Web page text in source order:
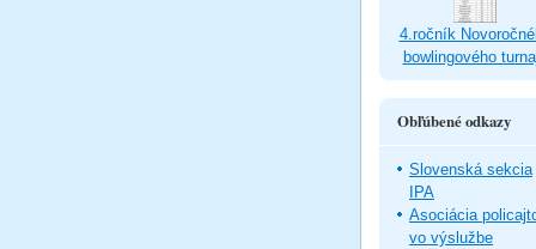
4.ročník
bowlingového
Obľúbené odkazy
Slovenská sekcia
IPA
Asociácia
vo výslužbe